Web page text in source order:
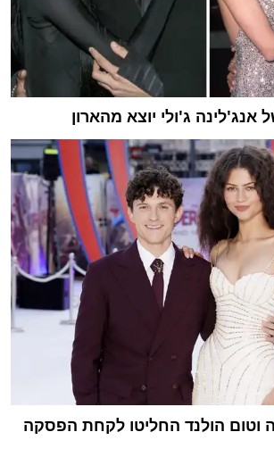
וטום הולנד החליטו לקחת הפסקה